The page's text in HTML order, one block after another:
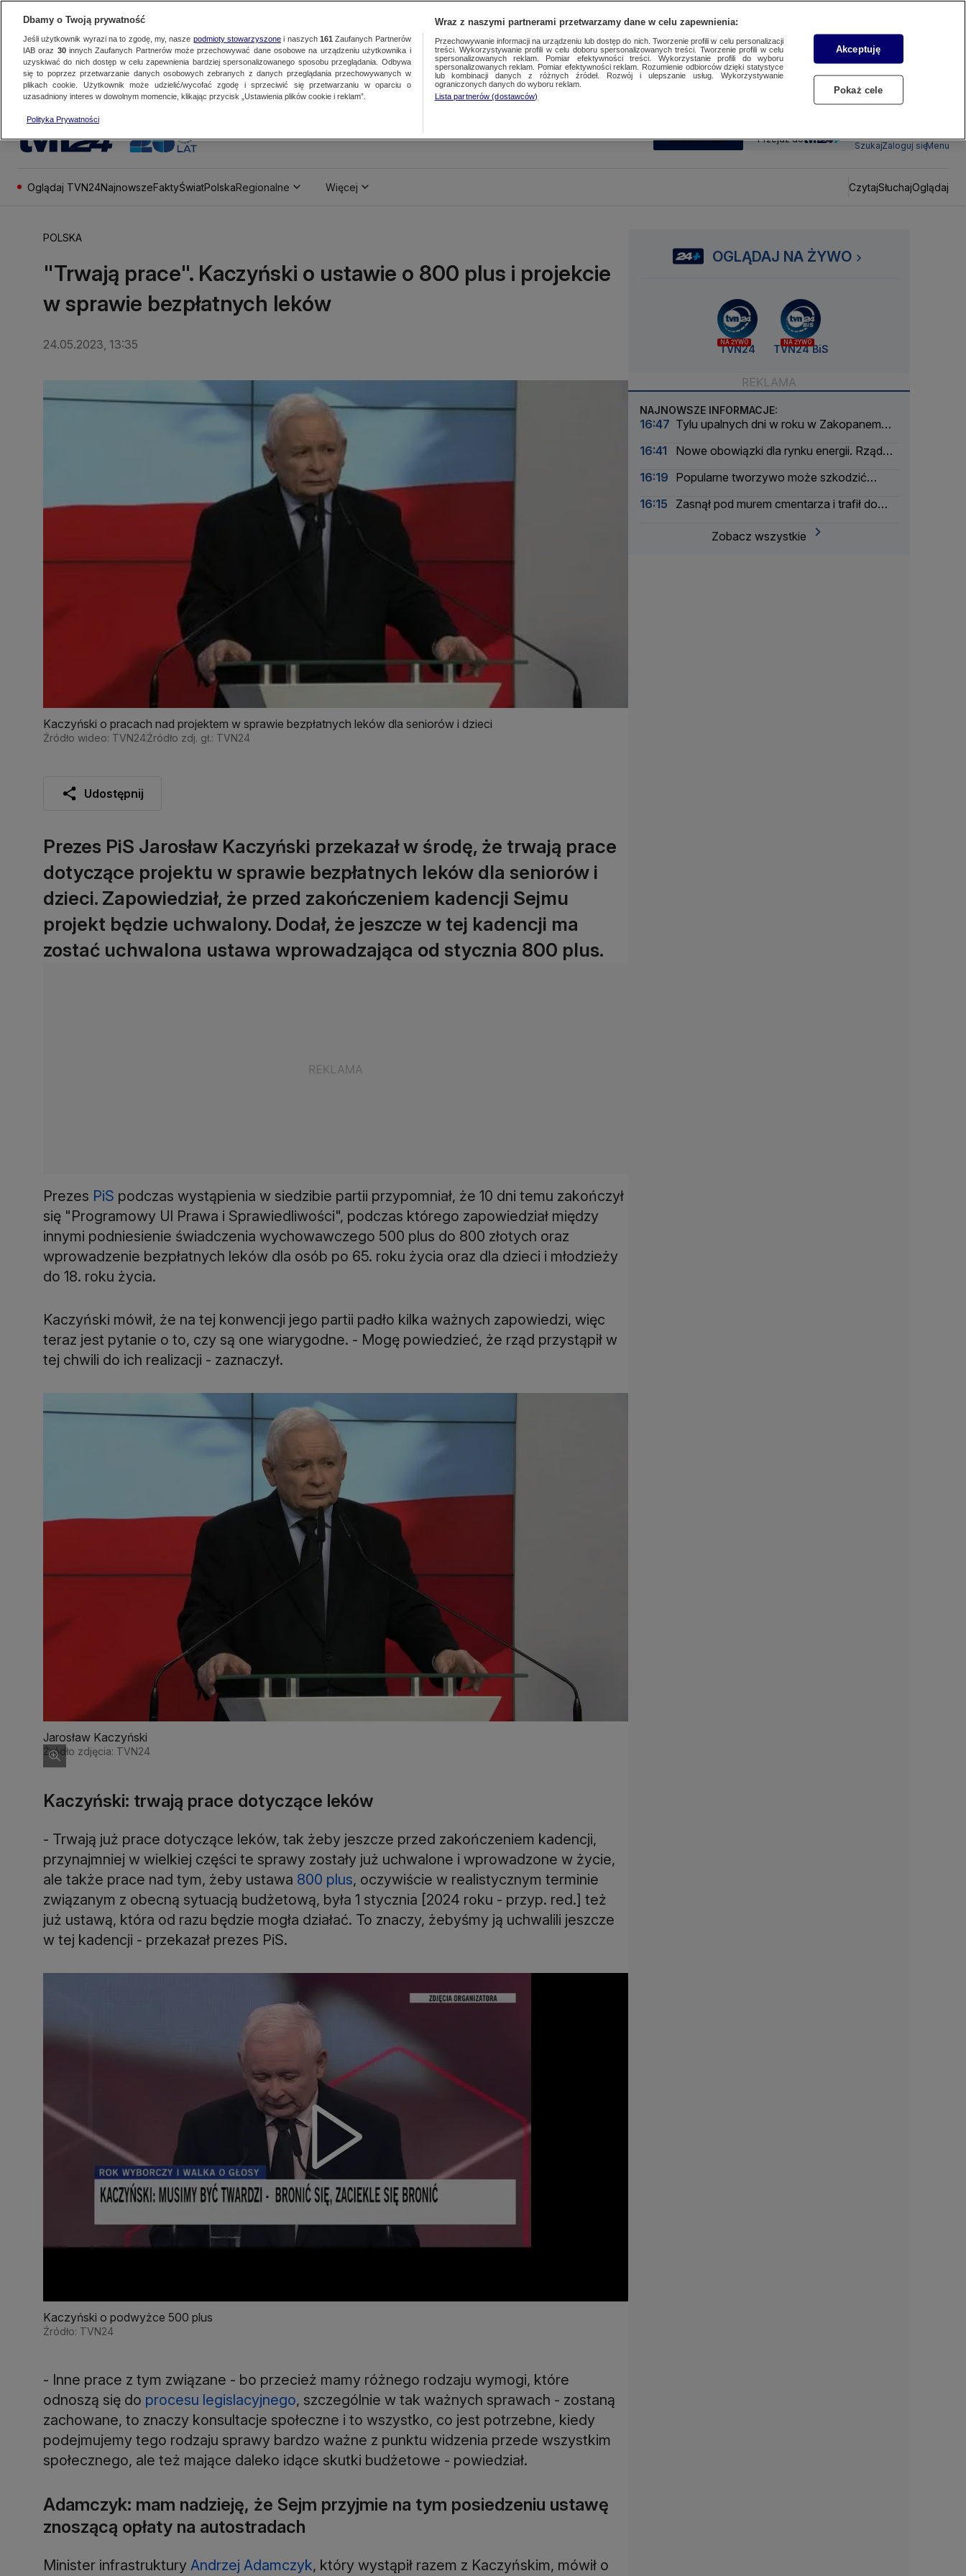
SUBSKRYBUJ Przejdź do
SzukajZaloguj sięMenu
Oglądaj TVN24NajnowszeFaktyŚwiatPolskaRegionalne Więcej CzytajSłuchajOglądaj
POLSKA
"Trwają prace". Kaczyński o ustawie o 800 plus i projekcie
w sprawie bezpłatnych leków
24.05.2023, 13:35
Kaczyński o pracach nad projektem w sprawie bezpłatnych leków dla seniorów i dzieci
Źródło wideo: TVN24Źródło zdj. gł.: TVN24
Udostępnij
Prezes PiS Jarosław Kaczyński przekazał w środę, że trwają prace
dotyczące projektu w sprawie bezpłatnych leków dla seniorów i
dzieci. Zapowiedział, że przed zakończeniem kadencji Sejmu
projekt będzie uchwalony. Dodał, że jeszcze w tej kadencji ma
zostać uchwalona ustawa wprowadzająca od stycznia 800 plus.
Prezes PiS podczas wystąpienia w siedzibie partii przypomniał, że 10 dni temu zakończył
się "Programowy Ul Prawa i Sprawiedliwości", podczas którego zapowiedział między
innymi podniesienie świadczenia wychowawczego 500 plus do 800 złotych oraz
wprowadzenie bezpłatnych leków dla osób po 65. roku życia oraz dla dzieci i młodzieży
do 18. roku życia.
Kaczyński mówił, że na tej konwencji jego partii padło kilka ważnych zapowiedzi, więc
teraz jest pytanie o to, czy są one wiarygodne. - Mogę powiedzieć, że rząd przystąpił w
tej chwili do ich realizacji - zaznaczył.
Jarosław Kaczyński
Źródło zdjęcia: TVN24
Kaczyński: trwają prace dotyczące leków
- Trwają już prace dotyczące leków, tak żeby jeszcze przed zakończeniem kadencji,
przynajmniej w wielkiej części te sprawy zostały już uchwalone i wprowadzone w życie,
ale także prace nad tym, żeby ustawa 800 plus, oczywiście w realistycznym terminie
związanym z obecną sytuacją budżetową, była 1 stycznia [2024 roku - przyp. red.] też
już ustawą, która od razu będzie mogła działać. To znaczy, żebyśmy ją uchwalili jeszcze
w tej kadencji - przekazał prezes PiS.
Kaczyński o podwyżce 500 plus
Źródło: TVN24
- Inne prace z tym związane - bo przecież mamy różnego rodzaju wymogi, które
odnoszą się do procesu legislacyjnego, szczególnie w tak ważnych sprawach - zostaną
zachowane, to znaczy konsultacje społeczne i to wszystko, co jest potrzebne, kiedy
podejmujemy tego rodzaju sprawy bardzo ważne z punktu widzenia przede wszystkim
społecznego, ale też mające daleko idące skutki budżetowe - powiedział.
Adamczyk: mam nadzieję, że Sejm przyjmie na tym posiedzeniu ustawę
znoszącą opłaty na autostradach
Minister infrastruktury Andrzej Adamczyk, który wystąpił razem z Kaczyńskim, mówił o
OGLĄDAJ NA ŻYWO
NA ŻYWO
TVN24
NA ŻYWO
TVN24 BiS
NAJNOWSZE INFORMACJE:
16:47 Tylu upalnych dni w roku w Zakopanem
16:41
Nowe obowiązki dla rynku energii. Rząd
16:19 Popularne tworzywo może szkodzić
16:15
Zasnął pod murem cmentarza i trafił do
Zobacz wszystkie
Dbamy o Twoją prywatność
Jeśli użytkownik wyrazi na to zgodę, my, nasze podmioty stowarzyszonei naszych 161 Zaufanych Partnerów
IAB oraz 30innych Zaufanych Partnerów może przechowywać dane osobowe na urządzeniu użytkownika i
uzyskiwać do nich dostęp w celu zapewnienia bardziej spersonalizowanego sposobu przeglądania. Odbywa
się to poprzez przetwarzanie danych osobowych zebranych z danych przeglądania przechowywanych w
plikach cookie. Użytkownik może udzielić/wycofać zgodę i sprzeciwić się przetwarzaniu w oparciu o
uzasadniony interes w dowolnym momencie, klikając przycisk „Ustawienia plików cookie i reklam”.
Polityka Prywatności
Wraz z naszymi partnerami przetwarzamy dane w celu zapewnienia:
Przechowywanie informacji na urządzeniu lub dostęp do nich. Tworzenie profili w celu personalizacji
treści. Wykorzystywanie profili w celu doboru spersonalizowanych treści. Tworzenie profili w celu
spersonalizowanych reklam. Pomiar efektywności treści. Wykorzystanie profili do wyboru
spersonalizowanych reklam. Pomiar efektywności reklam. Rozumienie odbiorców dzięki statystyce
lub kombinacji danych z różnych źródeł. Rozwój i ulepszanie usług. Wykorzystywanie
ograniczonych danych do wyboru reklam.
Lista partnerów (dostawców)
Akceptuję
Pokaż cele